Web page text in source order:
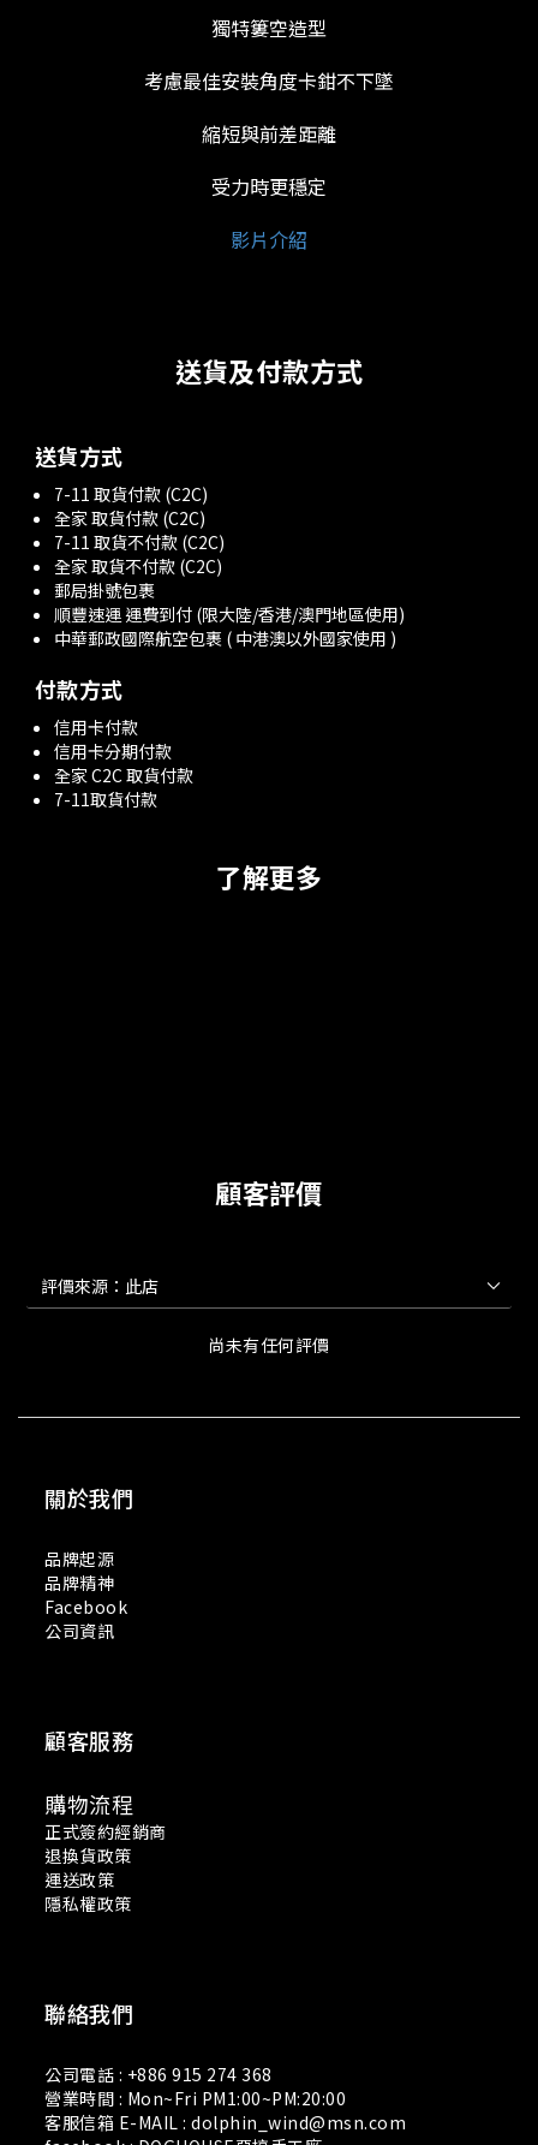
獨特簍空造型
考慮最佳安裝角度卡鉗不下墜
縮短與前差距離
受力時更穩定
影片介紹
送貨及付款方式
送貨方式
7-11 取貨付款 (C2C)
全家 取貨付款 (C2C)
7-11 取貨不付款 (C2C)
全家 取貨不付款 (C2C)
郵局掛號包裹
順豐速運 運費到付 (限大陸/香港/澳門地區使用)
中華郵政國際航空包裹 ( 中港澳以外國家使用 )
付款方式
信用卡付款
信用卡分期付款
全家 C2C 取貨付款
7-11取貨付款
了解更多
顧客評價
尚未有任何評價
關於我們
品牌起源
品牌精神
Facebook
公司資訊
顧客服務
購物流程
正式簽約經銷商
退換貨政策
運送政策
隱私權政策
聯絡我們
公司電話 : +886 915 274 368
營業時間 : Mon~Fri PM1:00~PM:20:00
客服信箱 E-MAIL : dolphin_wind@msn.com